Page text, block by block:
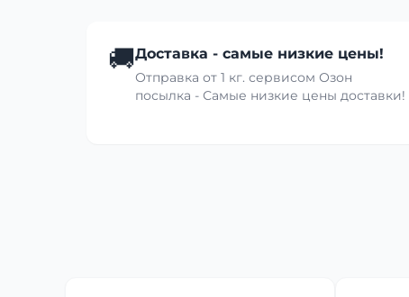
🚚Доставка - самые низкие цены!
Отправка от 1 кг. сервисом Озон
посылка - Самые низкие цены доставки!